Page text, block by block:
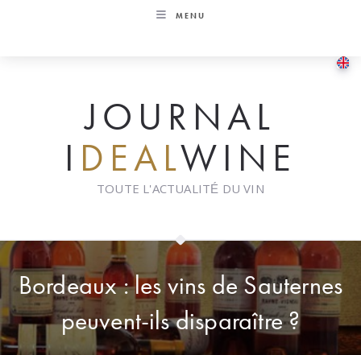
MENU
JOURNAL
I DEALWINE
TOUTE L'ACTUALITÉ DU VIN
Bordeaux : les vins de Sauternes
peuvent-ils disparaître ?